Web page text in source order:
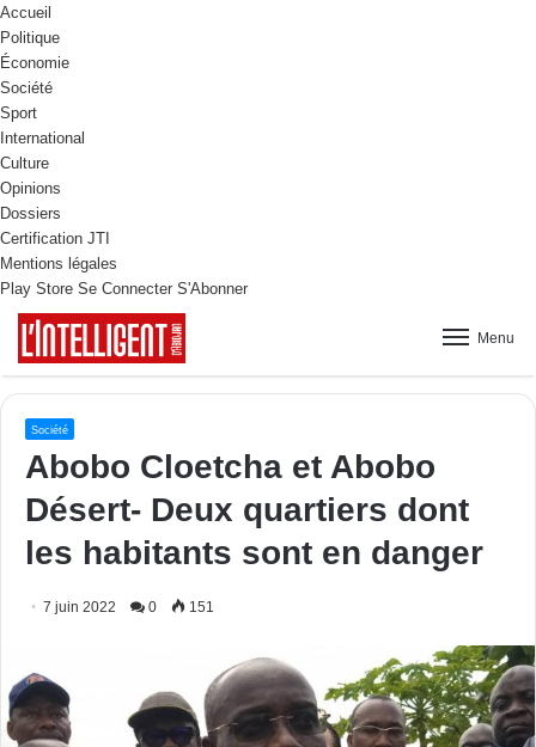
Accueil
Politique
Économie
Société
Sport
International
Culture
Opinions
Dossiers
Certification JTI
Mentions légales
Play Store Se Connecter S'Abonner
Menu
Société
Abobo Cloetcha et Abobo
Désert- Deux quartiers dont
les habitants sont en danger
7 juin 2022 0 151